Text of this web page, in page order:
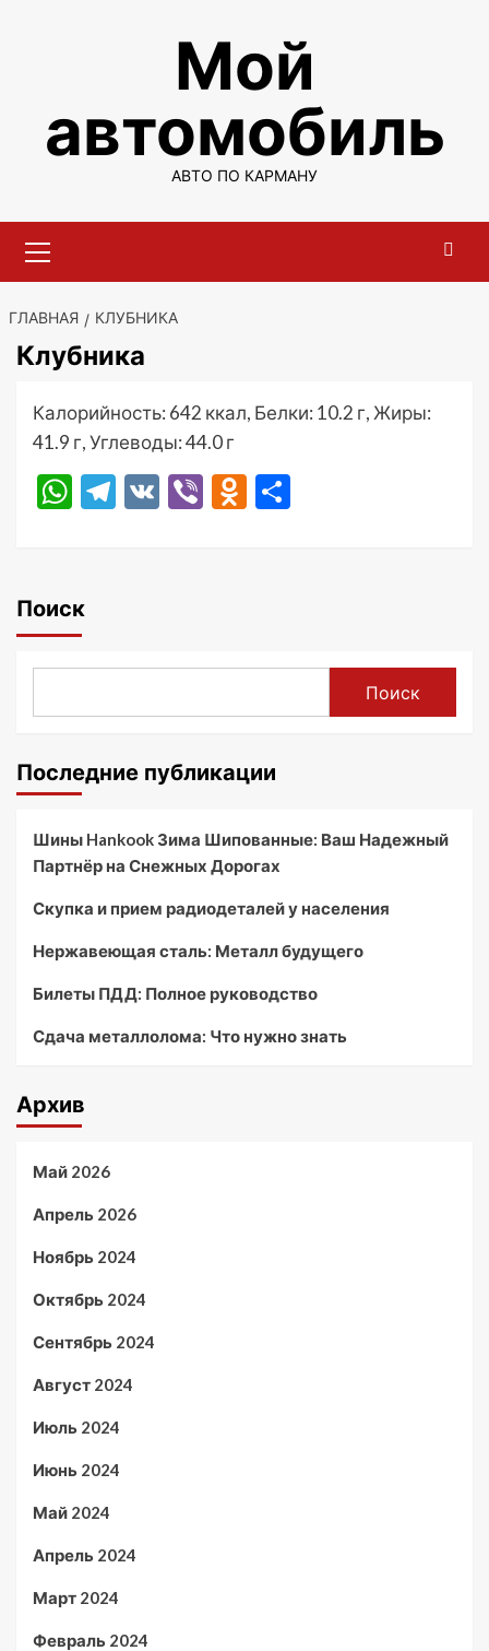
Мой
автомобиль
АВТО ПО КАРМАНУ
меню
ГЛАВНАЯ КЛУБНИКА
Клубника
Калорийность: 642 ккал, Белки: 10.2 г, Жиры:
41.9 г, Углеводы: 44.0 г
WhatsApp
Telegram
VK ViberOdnoklassniki
Поиск
Поиск
Последние публикации
Шины Hankook Зима Шипованные: Ваш Надежный
Партнёр на Снежных Дорогах
Скупка и прием радиодеталей у населения
Нержавеющая сталь: Металл будущего
Билеты ПДД: Полное руководство
Сдача металлолома: Что нужно знать
Архив
Май 2026
Апрель 2026
Ноябрь 2024
Октябрь 2024
Сентябрь 2024
Август 2024
Июль 2024
Июнь 2024
Май 2024
Апрель 2024
Март 2024
Февраль 2024